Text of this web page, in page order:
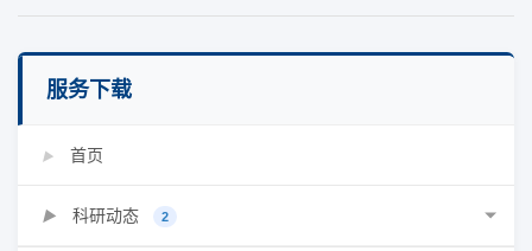
服务下载
▶ 首页
▶ 科研动态 2